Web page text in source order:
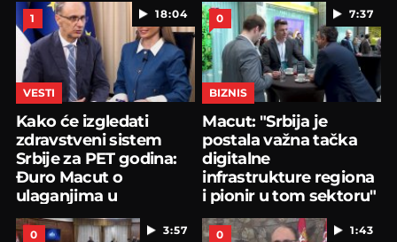
18:04
1
VESTI
Kako će izgledati
zdravstveni sistem
Srbije za PET godina:
Đuro Macut o
ulaganjima u
zdravstvu
7:37
0
BIZNIS
Macut: "Srbija je
postala važna tačka
digitalne
infrastrukture regiona
i pionir u tom sektoru"
3:57
0 1:43
0